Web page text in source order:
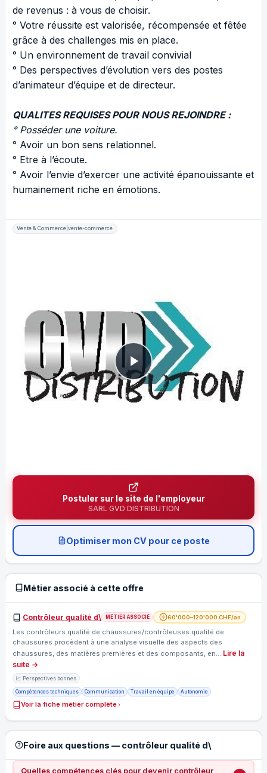
de revenus : à vous de choisir.
° Votre réussite est valorisée, récompensée et fêtée
grâce à des challenges mis en place.
° Un environnement de travail convivial
° Des perspectives d’évolution vers des postes
d’animateur d’équipe et de directeur.
QUALITES REQUISES POUR NOUS REJOINDRE :
° Posséder une voiture.
° Avoir un bon sens relationnel.
° Etre à l’écoute.
° Avoir l’envie d’exercer une activité épanouissante et
humainement riche en émotions.
Vente & Commerce|vente-commerce
Postuler sur le site de l'employeur
SARL GVD DISTRIBUTION
Optimiser mon CV pour ce poste
Métier associé à cette offre
Contrôleur qualité d\ MÉTIER ASSOCIÉ 60'000–120'000 CHF/an
Les contrôleurs qualité de chaussures/contrôleuses qualité de
chaussures procèdent à une analyse visuelle des aspects des
chaussures, des matières premières et des composants, en… Lire la
suite →
📈 Perspectives bonnes
Compétences techniques Communication Travail en équipe Autonomie
Voir la fiche métier complète
Foire aux questions — contrôleur qualité d\
Quelles compétences clés pour devenir contrôleur